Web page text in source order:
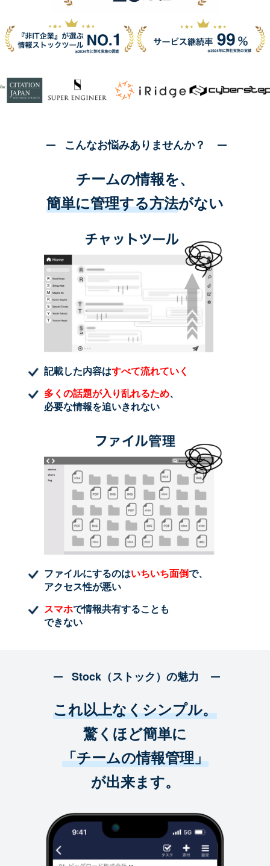
こんなお悩みありませんか？
チームの情報を、
簡単に管理する方法がない
記載した内容はすべて流れていく
多くの話題が入り乱れるため、
必要な情報を追いきれない
ファイルにするのはいちいち面倒で、
アクセス性が悪い
スマホで情報共有することも
できない
Stock（ストック）の魅力
これ以上なくシンプル。
驚くほど簡単に
「チームの情報管理」
が出来ます。